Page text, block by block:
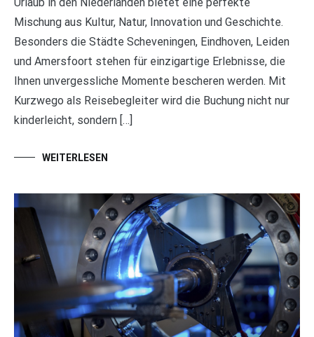
Mischung aus Kultur, Natur, Innovation und Geschichte.
Besonders die Städte Scheveningen, Eindhoven, Leiden
und Amersfoort stehen für einzigartige Erlebnisse, die
Ihnen unvergessliche Momente bescheren werden. Mit
Kurzwego als Reisebegleiter wird die Buchung nicht nur
kinderleicht, sondern […]
WEITERLESEN